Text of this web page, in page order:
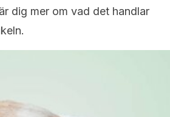
dig mer om vad det handlar